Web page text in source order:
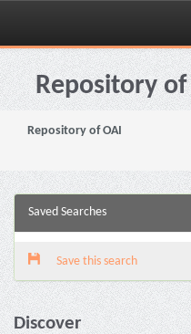
Skip
navigationRepository
Repository of OAI
Saved Searches
Save this search
Discover